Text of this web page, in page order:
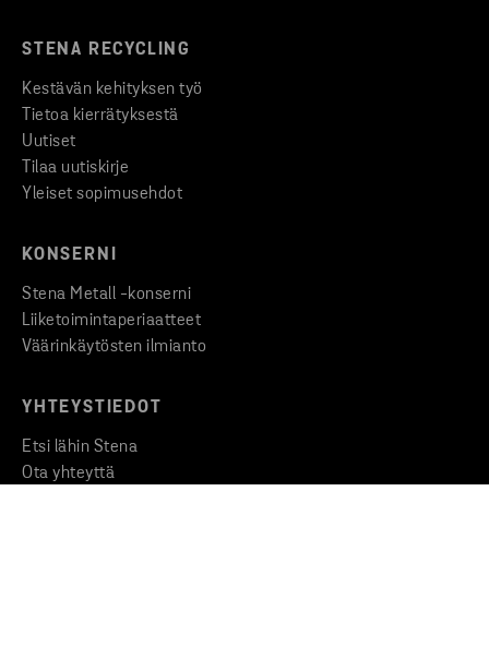
STENA RECYCLING
Kestävän kehityksen työ
Tietoa kierrätyksestä
Uutiset
Tilaa uutiskirje
Yleiset sopimusehdot
KONSERNI
Stena Metall -konserni
Liiketoimintaperiaatteet
Väärinkäytösten ilmianto
YHTEYSTIEDOT
Etsi lähin Stena
Ota yhteyttä